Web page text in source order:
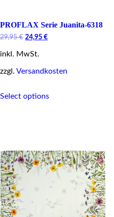
PROFLAX Serie Juanita-6318
29,95€ Original
was:
24,95 €Current
inkl. MwSt.
zzgl. Versandkosten
Select optionsproduct
may
be
chosen
on
the
product
page